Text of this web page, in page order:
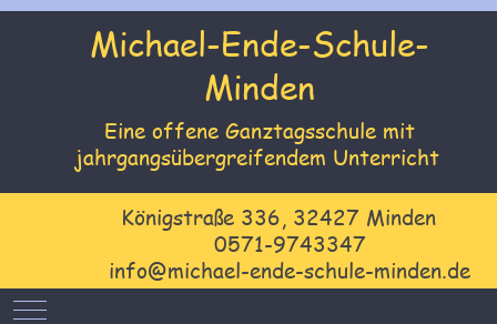
Michael-Ende-Schule-
Minden
Eine offene Ganztagsschule mit
jahrgangsübergreifendem Unterricht
Königstraße 336, 32427 Minden
0571-9743347
info@michael-ende-schule-minden.de
Mobile Menu Toggle